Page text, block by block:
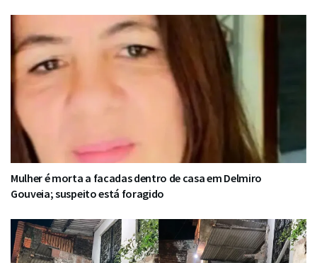
Mulher é morta a facadas dentro de casa em Delmiro
Gouveia; suspeito está foragido